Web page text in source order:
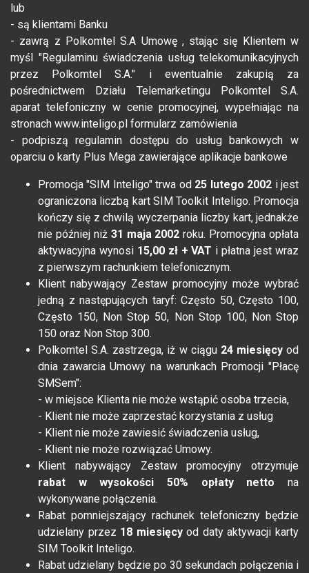
lub
- są klientami Banku
- zawrą z Polkomtel S.A Umowę , stając się Klientem w
myśl "Regulaminu świadczenia usług telekomunikacyjnych
przez Polkomtel S.A." i ewentualnie zakupią za
pośrednictwem Działu Telemarketingu Polkomtel S.A.
aparat telefoniczny w cenie promocyjnej, wypełniając na
stronach www.inteligo.pl formularz zamówienia
- podpiszą regulamin dostępu do usług bankowych w
oparciu o karty Plus Mega zawierające aplikacje bankowe
Promocja "SIM Inteligo" trwa od 25 lutego 2002 i jest
ograniczona liczbą kart SIM Toolkit Inteligo. Promocja
kończy się z chwilą wyczerpania liczby kart, jednakże
nie później niż 31 maja 2002 roku. Promocyjna opłata
aktywacyjna wynosi 15,00 zł + VAT i płatna jest wraz
z pierwszym rachunkiem telefonicznym.
Klient nabywający Zestaw promocyjny może wybrać
jedną z następujących taryf: Często 50, Często 100,
Często 150, Non Stop 50, Non Stop 100, Non Stop
150 oraz Non Stop 300.
Polkomtel S.A. zastrzega, iż w ciągu 24 miesięcyod
dnia zawarcia Umowy na warunkach Promocji "Płacę
SMSem":
- w miejsce Klienta nie może wstąpić osoba trzecia,
- Klient nie może zaprzestać korzystania z usług
- Klient nie może zawiesić świadczenia usług,
- Klient nie może rozwiązać Umowy.
Klient nabywający Zestaw promocyjny otrzymuje
rabat w wysokości
50% opłaty netto na
wykonywane połączenia.
Rabat pomniejszający rachunek telefoniczny będzie
udzielany przez 18 miesięcyod daty aktywacji karty
SIM Toolkit Inteligo.
Rabat udzielany będzie po 30 sekundach połączenia i